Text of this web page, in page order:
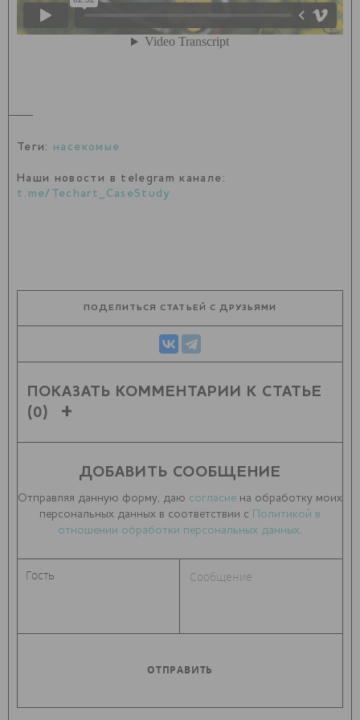
Теги: насекомые
Наши новости в telegram канале:
t.me/Techart_CaseStudy
ПОДЕЛИТЬСЯ СТАТЬЕЙ С ДРУЗЬЯМИ
ПОКАЗАТЬ КОММЕНТАРИИ К СТАТЬЕ
(0)
ДОБАВИТЬ СООБЩЕНИЕ
Отправляя данную форму, даю согласие на обработку моих
персональных данных в соответствии с Политикой в
отношении обработки персональных данных